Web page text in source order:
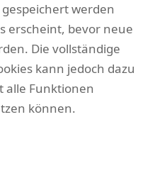
werden
erscheint, bevor neue
Die vollständige
kann jedoch dazu
alle Funktionen
können.